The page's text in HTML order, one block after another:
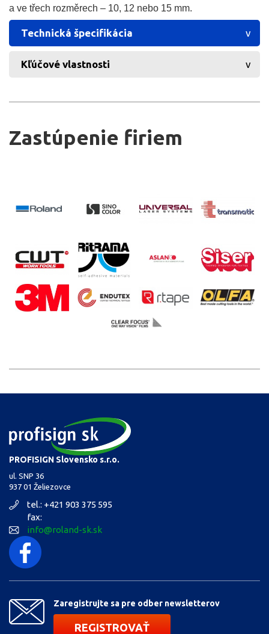
a ve třech rozměrech – 10, 12 nebo 15 mm.
Technická špecifikácia
Kľúčové vlastnosti
Zastúpenie firiem
PROFISIGN Slovensko s.r.o.
ul. SNP 36
937 01 Želiezovce
tel.: +421 903 375 595
fax:
info@roland-sk.sk
Zaregistrujte sa pre odber newsletterov
REGISTROVAŤ